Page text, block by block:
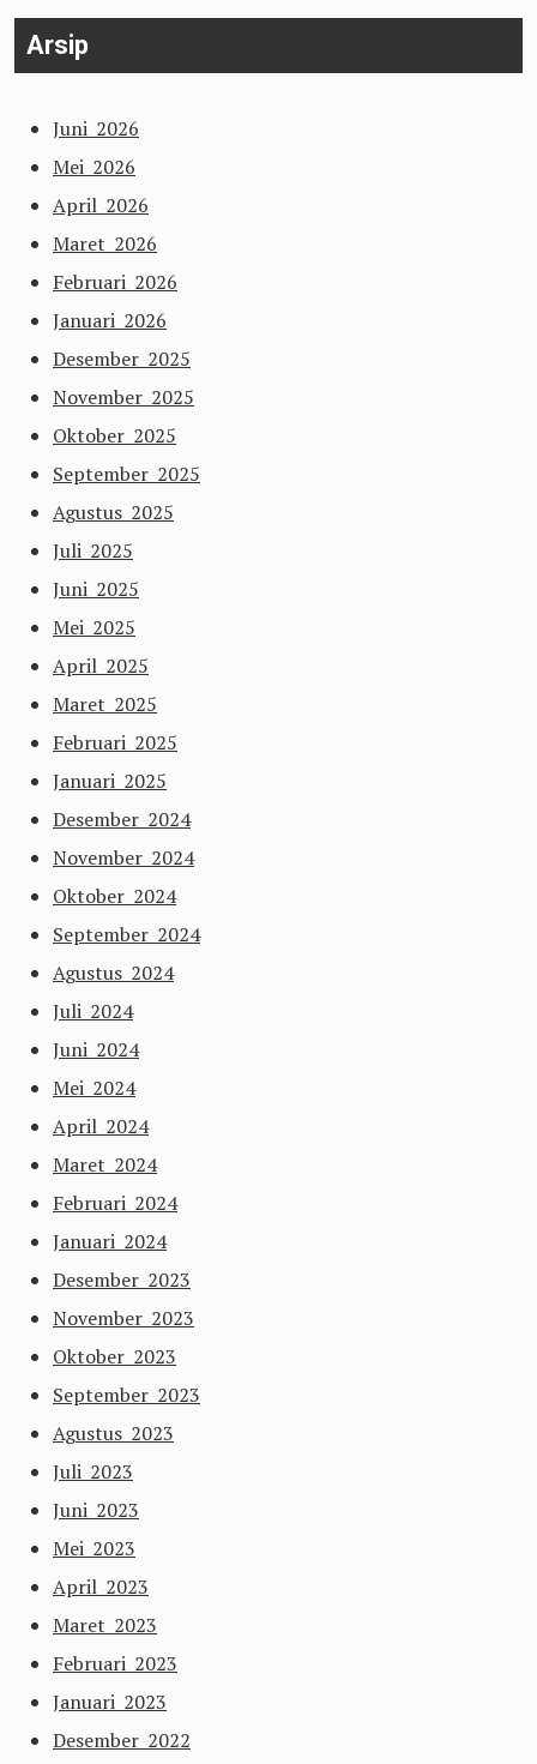
Arsip
Juni 2026
Mei 2026
April 2026
Maret 2026
Februari 2026
Januari 2026
Desember 2025
November 2025
Oktober 2025
September 2025
Agustus 2025
Juli 2025
Juni 2025
Mei 2025
April 2025
Maret 2025
Februari 2025
Januari 2025
Desember 2024
November 2024
Oktober 2024
September 2024
Agustus 2024
Juli 2024
Juni 2024
Mei 2024
April 2024
Maret 2024
Februari 2024
Januari 2024
Desember 2023
November 2023
Oktober 2023
September 2023
Agustus 2023
Juli 2023
Juni 2023
Mei 2023
April 2023
Maret 2023
Februari 2023
Januari 2023
Desember 2022